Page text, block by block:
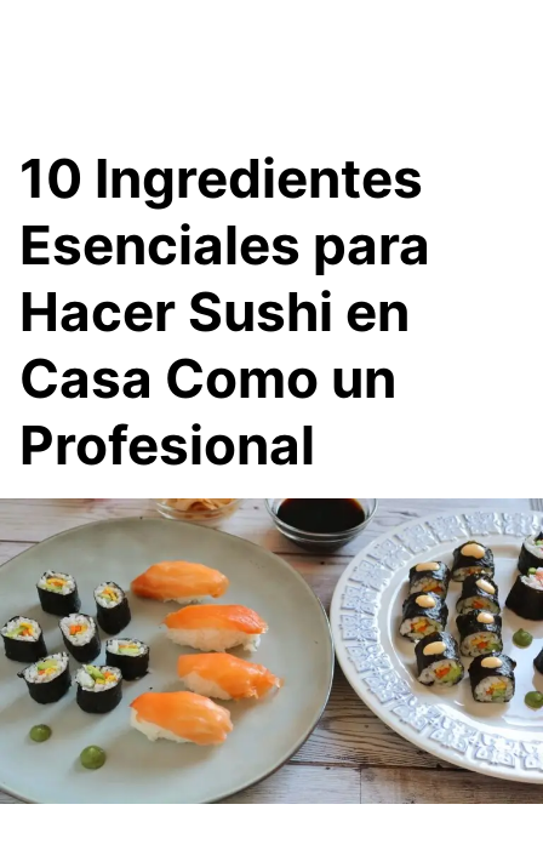
10 Ingredientes
Esenciales para
Hacer Sushi en
Casa Como un
Profesional